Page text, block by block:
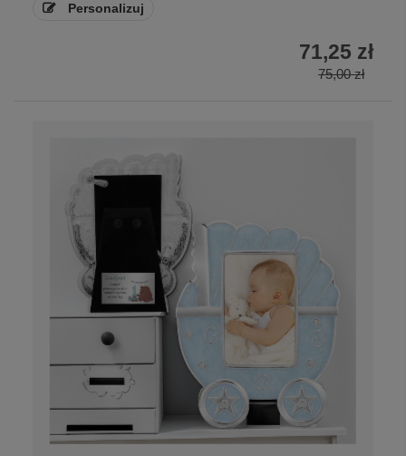
Personalizuj
75,00 zł
71,25 zł